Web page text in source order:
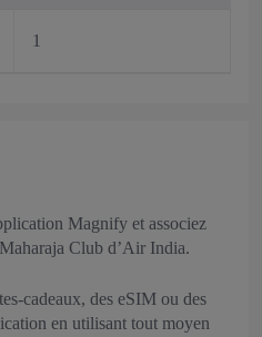
1
Magnify et associez
Club d’Air India.
cadeaux, des eSIM ou des
en utilisant tout moyen